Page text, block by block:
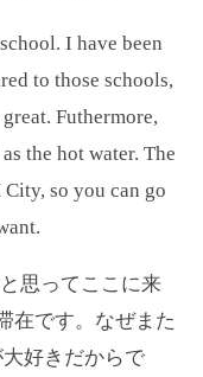
I have been
to those schools,
Futhermore,
the hot water. The
so you can go
思ってここに来
在です。なぜまた
好きだからで